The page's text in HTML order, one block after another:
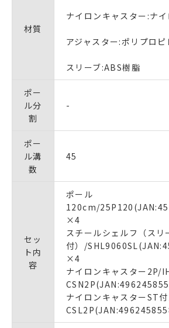
材質
ナイロンキャスター:ナ
アジャスター:ポリプロピ
スリーブ:ABS樹脂
ポー
ル分
割
-
ポー
ル溝
数
45
セッ
ト内
容
ポール
120cm/
×4
スチールシェルフ（スリ
付）/
×4
ナイロンキャスター2P/
ナイロンキャスターST